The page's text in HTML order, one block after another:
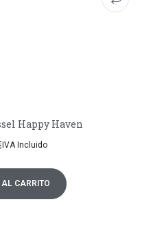
Happy Haven
IVA Incluido
CARRITO